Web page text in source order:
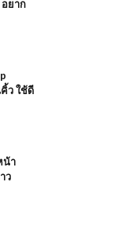
ยาก
ว ใช้ดี
น้า
ว